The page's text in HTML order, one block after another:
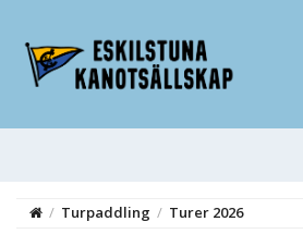
/ Turpaddling / Turer 2026